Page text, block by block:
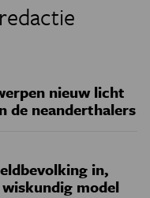
nieuw licht
de neanderthalers
in,
model